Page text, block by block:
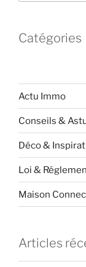
Catégories
Actu Immo
Conseils &
Déco &
Loi &
Maison
Articles